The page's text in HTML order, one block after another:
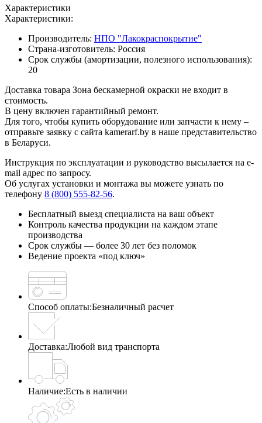
Характеристики
Характеристики:
Производитель: НПО "Лакокраспокрытие"
Страна-изготовитель: Россия
Срок службы (амортизации, полезного использования):
20
Доставка товара Зона бескамерной окраски не входит в
стоимость.
В цену включен гарантийный ремонт.
Для того, чтобы купить оборудование или запчасти к нему –
отправьте заявку с сайта kamerarf.by в наше представительство
в Беларуси.
Инструкция по эксплуатации и руководство высылается на e-
mail адрес по запросу.
Об услугах установки и монтажа вы можете узнать по
телефону 8 (800) 555-82-56.
Бесплатный выезд специалиста на ваш объект
Контроль качества продукции на каждом этапе
производства
Срок службы — более 30 лет без поломок
Ведение проекта «под ключ»
Способ оплаты:Безналичный расчет
Доставка:Любой вид транспорта
Наличие:Есть в наличии